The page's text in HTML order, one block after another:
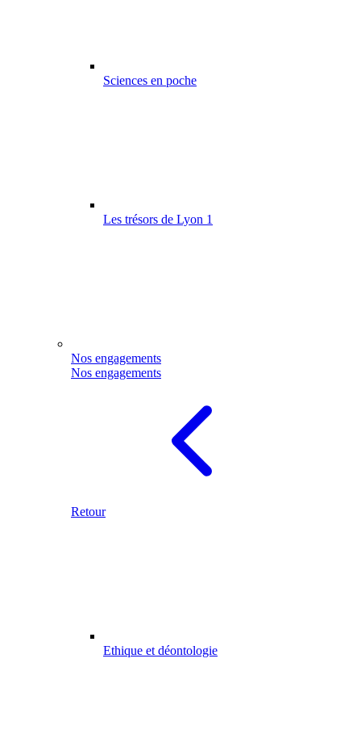
Sciences en poche
Les trésors de Lyon 1
Nos engagements
Nos engagements
Retour
Ethique et déontologie